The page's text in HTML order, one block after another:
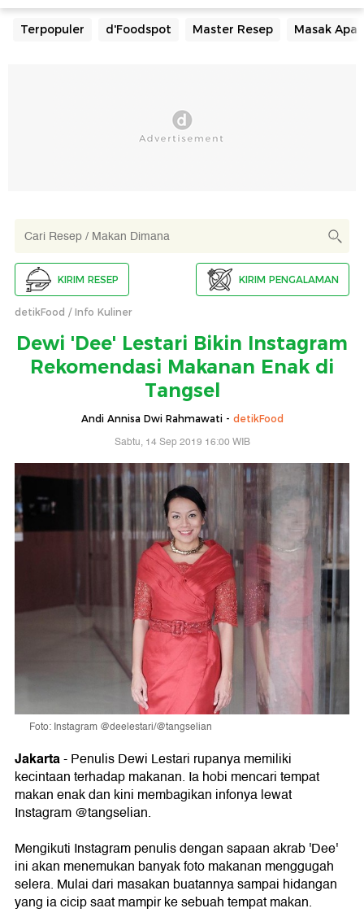
Terpopuler d'Foodspot Master Resep Masak Apa
KIRIM RESEP KIRIM PENGALAMAN
detikFood Info Kuliner
Dewi 'Dee' Lestari Bikin Instagram
Rekomendasi Makanan Enak di
Tangsel
Andi Annisa Dwi Rahmawati - detikFood
Sabtu, 14 Sep 2019 16:00 WIB
Foto: Instagram @deelestari/@tangselian
Jakarta- Penulis Dewi Lestari rupanya memiliki
kecintaan terhadap makanan. Ia hobi mencari tempat
makan enak dan kini membagikan infonya lewat
Instagram @tangselian.
Mengikuti Instagram penulis dengan sapaan akrab 'Dee'
ini akan menemukan banyak foto makanan menggugah
selera. Mulai dari masakan buatannya sampai hidangan
yang ia cicip saat mampir ke sebuah tempat makan.